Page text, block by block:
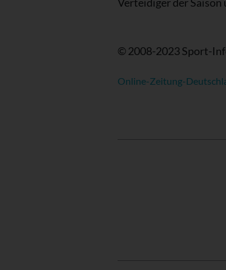
© 2008-2023 Sport-
Online-Zeitung-